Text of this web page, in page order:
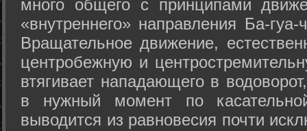
много общего с принципами
«внутреннего» направления Ба-
Вращательное движение,
центробежную и
втягивает нападающего в
в нужный момент по
выводится из равновесия почти